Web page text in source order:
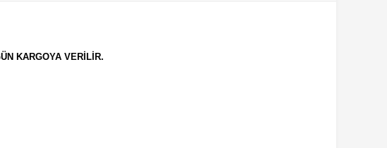
KARGOYA VERİLİR.